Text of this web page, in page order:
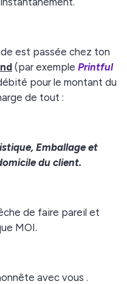
est passée chez ton
(par exemple Printful
pour le montant du
de tout :
Emballage et
du client.
de faire pareil et
MOI.
avec vous .